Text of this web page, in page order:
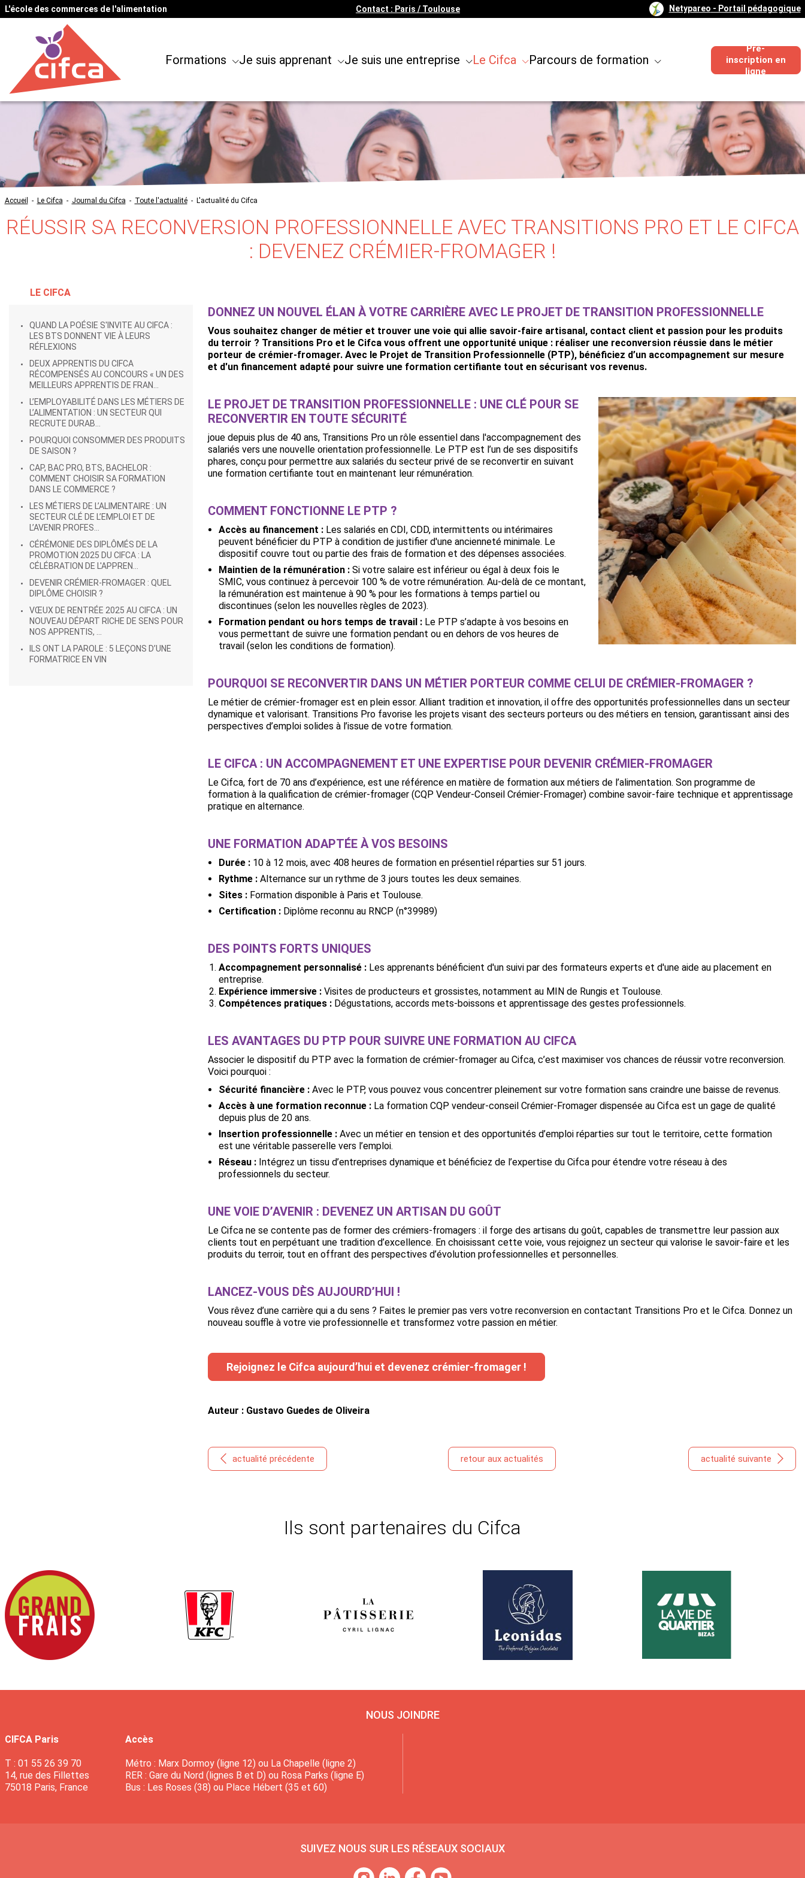
L'école des commerces de l'alimentation Contact : Paris / Toulouse Netypareo - Portail pédagogique
Formations Je suis apprenant Je suis une entreprise Le Cifca Parcours de formation
Pré-
inscription en
ligne
Accueil - Le Cifca - Journal du Cifca - Toute l'actualité- L'actualité du Cifca
RÉUSSIR SA RECONVERSION PROFESSIONNELLE AVEC TRANSITIONS PRO ET LE CIFCA
: DEVENEZ CRÉMIER-FROMAGER !
LE CIFCA
QUAND LA POÉSIE S'INVITE AU CIFCA :
LES BTS DONNENT VIE À LEURS
RÉFLEXIONS
DEUX APPRENTIS DU CIFCA
RÉCOMPENSÉS AU CONCOURS « UN DES
MEILLEURS APPRENTIS DE FRAN...
L’EMPLOYABILITÉ DANS LES MÉTIERS DE
L’ALIMENTATION : UN SECTEUR QUI
RECRUTE DURAB...
POURQUOI CONSOMMER DES PRODUITS
DE SAISON ?
CAP, BAC PRO, BTS, BACHELOR :
COMMENT CHOISIR SA FORMATION
DANS LE COMMERCE ?
LES MÉTIERS DE L’ALIMENTAIRE : UN
SECTEUR CLÉ DE L’EMPLOI ET DE
L’AVENIR PROFES...
CÉRÉMONIE DES DIPLÔMÉS DE LA
PROMOTION 2025 DU CIFCA : LA
CÉLÉBRATION DE L'APPREN...
DEVENIR CRÉMIER-FROMAGER : QUEL
DIPLÔME CHOISIR ?
VŒUX DE RENTRÉE 2025 AU CIFCA : UN
NOUVEAU DÉPART RICHE DE SENS POUR
NOS APPRENTIS, ...
ILS ONT LA PAROLE : 5 LEÇONS D’UNE
FORMATRICE EN VIN
DONNEZ UN NOUVEL ÉLAN À VOTRE CARRIÈRE AVEC LE PROJET DE TRANSITION PROFESSIONNELLE
Vous souhaitez changer de métier et trouver une voie qui allie savoir-faire artisanal, contact client et passion pour les produits
du terroir ? Transitions Pro et le Cifca vous offrent une opportunité unique : réaliser une reconversion réussie dans le métier
porteur de crémier-fromager. Avec le Projet de Transition Professionnelle (PTP), bénéficiez d’un accompagnement sur mesure
et d'un financement adapté pour suivre une formation certifiante tout en sécurisant vos revenus.
LE PROJET DE TRANSITION PROFESSIONNELLE : UNE CLÉ POUR SE
RECONVERTIR EN TOUTE SÉCURITÉ
joue depuis plus de 40 ans, Transitions Pro un rôle essentiel dans l'accompagnement des
salariés vers une nouvelle orientation professionnelle. Le PTP est l’un de ses dispositifs
phares, conçu pour permettre aux salariés du secteur privé de se reconvertir en suivant
une formation certifiante tout en maintenant leur rémunération.
COMMENT FONCTIONNE LE PTP ?
Accès au financement : Les salariés en CDI, CDD, intermittents ou intérimaires
peuvent bénéficier du PTP à condition de justifier d'une ancienneté minimale. Le
dispositif couvre tout ou partie des frais de formation et des dépenses associées.
Maintien de la rémunération : Si votre salaire est inférieur ou égal à deux fois le
SMIC, vous continuez à percevoir 100 % de votre rémunération. Au-delà de ce montant,
la rémunération est maintenue à 90 % pour les formations à temps partiel ou
discontinues (selon les nouvelles règles de 2023).
Formation pendant ou hors temps de travail : Le PTP s’adapte à vos besoins en
vous permettant de suivre une formation pendant ou en dehors de vos heures de
travail (selon les conditions de formation).
POURQUOI SE RECONVERTIR DANS UN MÉTIER PORTEUR COMME CELUI DE CRÉMIER-FROMAGER ?
Le métier de crémier-fromager est en plein essor. Alliant tradition et innovation, il offre des opportunités professionnelles dans un secteur
dynamique et valorisant. Transitions Pro favorise les projets visant des secteurs porteurs ou des métiers en tension, garantissant ainsi des
perspectives d’emploi solides à l’issue de votre formation.
LE CIFCA : UN ACCOMPAGNEMENT ET UNE EXPERTISE POUR DEVENIR CRÉMIER-FROMAGER
Le Cifca, fort de 70 ans d’expérience, est une référence en matière de formation aux métiers de l’alimentation. Son programme de
formation à la qualification de crémier-fromager (CQP Vendeur-Conseil Crémier-Fromager) combine savoir-faire technique et apprentissage
pratique en alternance.
UNE FORMATION ADAPTÉE À VOS BESOINS
Durée : 10 à 12 mois, avec 408 heures de formation en présentiel réparties sur 51 jours.
Rythme : Alternance sur un rythme de 3 jours toutes les deux semaines.
Sites : Formation disponible à Paris et Toulouse.
Certification : Diplôme reconnu au RNCP (n°39989)
DES POINTS FORTS UNIQUES
Accompagnement personnalisé : Les apprenants bénéficient d'un suivi par des formateurs experts et d'une aide au placement en
entreprise.
Expérience immersive : Visites de producteurs et grossistes, notamment au MIN de Rungis et Toulouse.
Compétences pratiques : Dégustations, accords mets-boissons et apprentissage des gestes professionnels.
LES AVANTAGES DU PTP POUR SUIVRE UNE FORMATION AU CIFCA
Associer le dispositif du PTP avec la formation de crémier-fromager au Cifca, c’est maximiser vos chances de réussir votre reconversion.
Voici pourquoi :
Sécurité financière : Avec le PTP, vous pouvez vous concentrer pleinement sur votre formation sans craindre une baisse de revenus.
Accès à une formation reconnue : La formation CQP vendeur-conseil Crémier-Fromager dispensée au Cifca est un gage de qualité
depuis plus de 20 ans.
Insertion professionnelle : Avec un métier en tension et des opportunités d’emploi réparties sur tout le territoire, cette formation
est une véritable passerelle vers l’emploi.
Réseau : Intégrez un tissu d’entreprises dynamique et bénéficiez de l’expertise du Cifca pour étendre votre réseau à des
professionnels du secteur.
UNE VOIE D’AVENIR : DEVENEZ UN ARTISAN DU GOÛT
Le Cifca ne se contente pas de former des crémiers-fromagers : il forge des artisans du goût, capables de transmettre leur passion aux
clients tout en perpétuant une tradition d’excellence. En choisissant cette voie, vous rejoignez un secteur qui valorise le savoir-faire et les
produits du terroir, tout en offrant des perspectives d’évolution professionnelles et personnelles.
LANCEZ-VOUS DÈS AUJOURD’HUI !
Vous rêvez d’une carrière qui a du sens ? Faites le premier pas vers votre reconversion en contactant Transitions Pro et le Cifca. Donnez un
nouveau souffle à votre vie professionnelle et transformez votre passion en métier.
Rejoignez le Cifca aujourd’hui et devenez crémier-fromager !
Auteur : Gustavo Guedes de Oliveira
actualité précédente retour aux actualités actualité suivante
Ils sont partenaires du Cifca
NOUS JOINDRE
CIFCA Paris
T : 01 55 26 39 70
14, rue des Fillettes
75018 Paris, France
Accès
Métro : Marx Dormoy (ligne 12) ou La Chapelle (ligne 2)
RER : Gare du Nord (lignes B et D) ou Rosa Parks (ligne E)
Bus : Les Roses (38) ou Place Hébert (35 et 60)
SUIVEZ NOUS SUR LES RÉSEAUX SOCIAUX